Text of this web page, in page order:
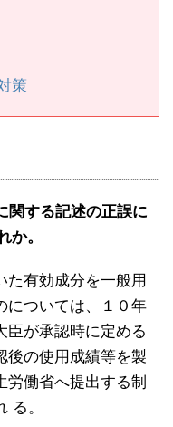
策
関する記述の正誤に
か。
た有効成分を一般用
については、１０年
臣が承認時に定める
後の使用成績等を製
働省へ提出する制
る。